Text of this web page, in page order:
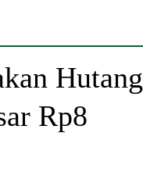
Hutang
Rp8